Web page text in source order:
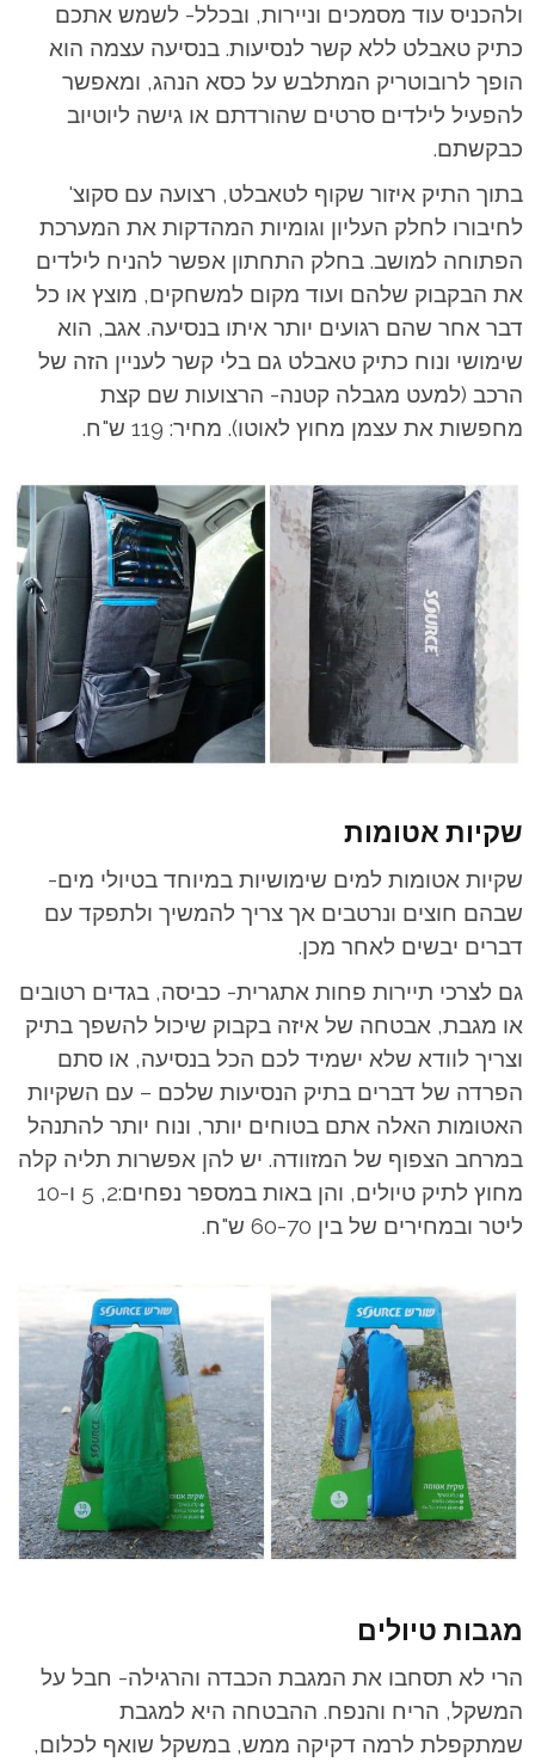
ולהכניס עוד מסמכים וניירות, ובכלל- לשמש אתכם
כתיק טאבלט ללא קשר לנסיעות. בנסיעה עצמה הוא
הופך לרובוטריק המתלבש על כסא הנהג, ומאפשר
להפעיל לילדים סרטים שהורדתם או גישה ליוטיוב
כבקשתם.
בתוך התיק איזור שקוף לטאבלט, רצועה עם סקוצ'
לחיבורו לחלק העליון וגומיות המהדקות את המערכת
הפתוחה למושב. בחלק התחתון אפשר להניח לילדים
את הבקבוק שלהם ועוד מקום למשחקים, מוצץ או כל
דבר אחר שהם רגועים יותר איתו בנסיעה. אגב, הוא
שימושי ונוח כתיק טאבלט גם בלי קשר לעניין הזה של
הרכב (למעט מגבלה קטנה- הרצועות שם קצת
מחפשות את עצמן מחוץ לאוטו). מחיר: 119 ש"ח.
שקיות אטומות
שקיות אטומות למים שימושיות במיוחד בטיולי מים-
שבהם חוצים ונרטבים אך צריך להמשיך ולתפקד עם
דברים יבשים לאחר מכן.
גם לצרכי תיירות פחות אתגרית- כביסה, בגדים רטובים
או מגבת, אבטחה של איזה בקבוק שיכול להשפך בתיק
וצריך לוודא שלא ישמיד לכם הכל בנסיעה, או סתם
הפרדה של דברים בתיק הנסיעות שלכם – עם השקיות
האטומות האלה אתם בטוחים יותר, ונוח יותר להתנהל
במרחב הצפוף של המזוודה. יש להן אפשרות תליה קלה
מחוץ לתיק טיולים, והן באות במספר נפחים:2, 5 ו-10
ליטר ובמחירים של בין 60-70 ש"ח.
מגבות טיולים
הרי לא תסחבו את המגבת הכבדה והרגילה- חבל על
המשקל, הריח והנפח. ההבטחה היא למגבת
שמתקפלת לרמה דקיקה ממש, במשקל שואף לכלום,